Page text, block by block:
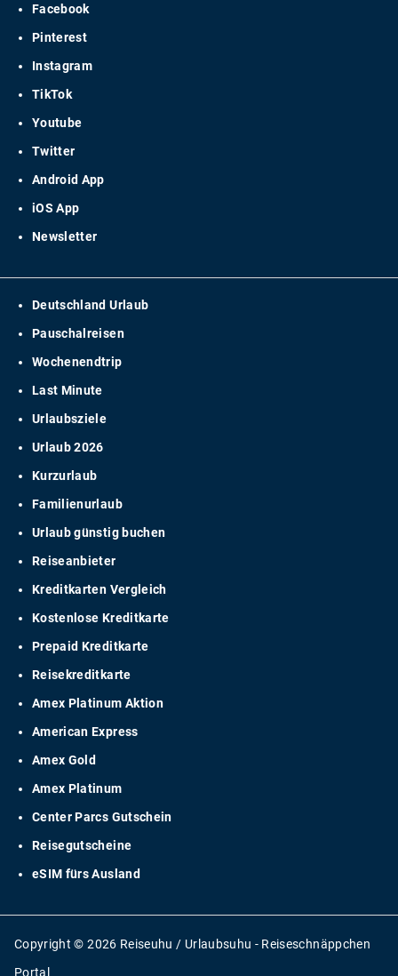
Facebook
Pinterest
Instagram
TikTok
Youtube
Twitter
Android App
iOS App
Newsletter
Deutschland Urlaub
Pauschalreisen
Wochenendtrip
Last Minute
Urlaubsziele
Urlaub 2026
Kurzurlaub
Familienurlaub
Urlaub günstig buchen
Reiseanbieter
Kreditkarten Vergleich
Kostenlose Kreditkarte
Prepaid Kreditkarte
Reisekreditkarte
Amex Platinum Aktion
American Express
Amex Gold
Amex Platinum
Center Parcs Gutschein
Reisegutscheine
eSIM fürs Ausland
Copyright © 2026 Reiseuhu / Urlaubsuhu - Reiseschnäppchen
Portal